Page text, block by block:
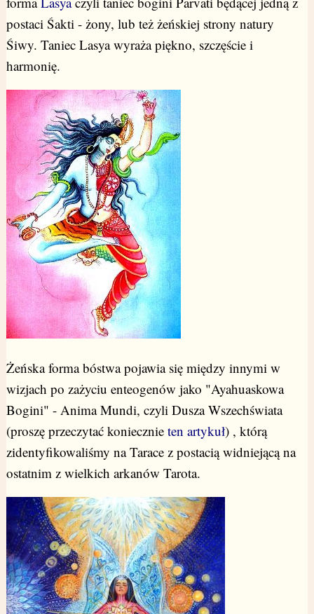
postaci Śakti - żony, lub też żeńskiej strony natury
Śiwy. Taniec Lasya wyraża piękno, szczęście i
harmonię.
Żeńska forma bóstwa pojawia się między innymi w
wizjach po zażyciu enteogenów jako "Ayahuaskowa
Bogini" - Anima Mundi, czyli Dusza Wszechświata
(proszę przeczytać koniecznie ten artykuł) , którą
zidentyfikowaliśmy na Tarace z postacią widniejącą na
ostatnim z wielkich arkanów Tarota.